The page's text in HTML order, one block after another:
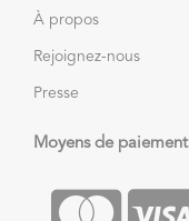
À propos
Rejoignez-nous
Presse
Moyens de paiement